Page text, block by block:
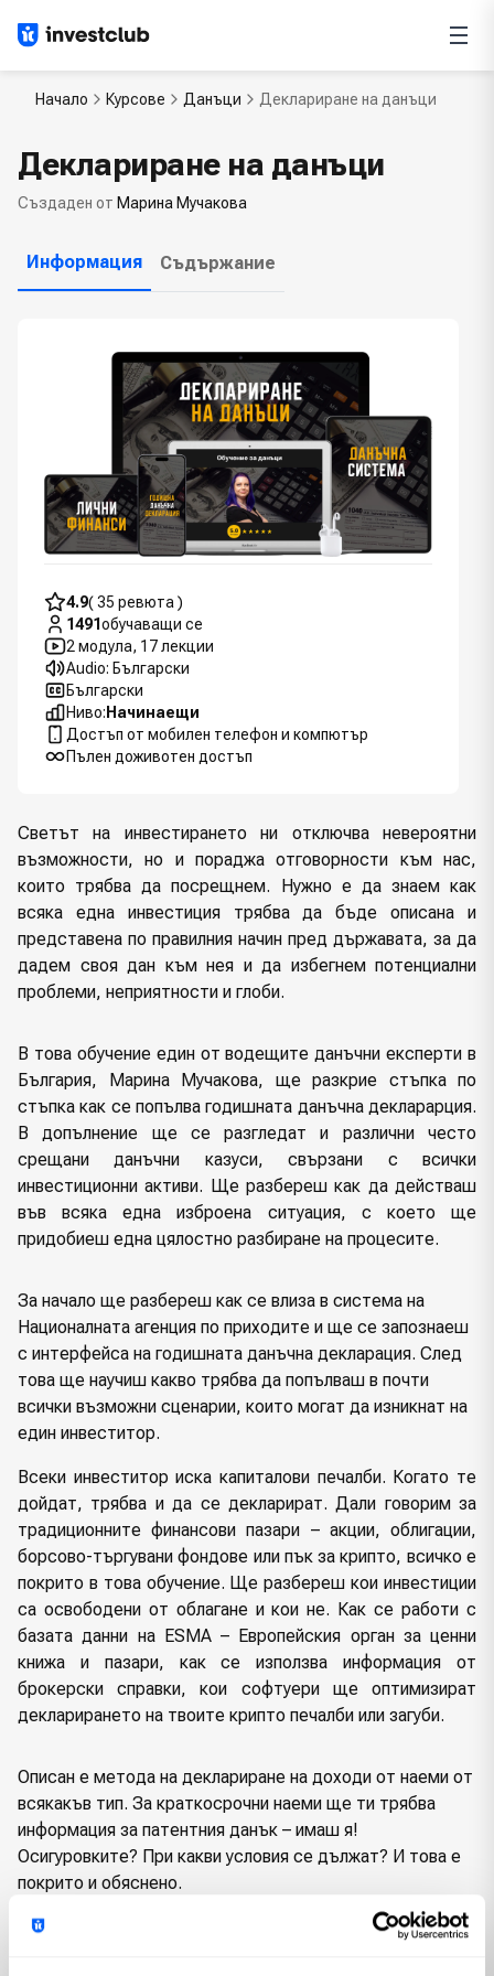
Начало Курсове Данъци Деклариране на данъци
Деклариране на данъци
Създаден от Марина Мучакова
Информация Съдържание
4.9( 35 ревюта )
1491обучаващи се
2 модула, 17 лекции
Audio: Български
Български
Ниво: Начинаещи
Достъп от мобилен телефон и компютър
Пълен доживотен достъп
Светът на инвестирането ни отключва невероятни
възможности, но и пораджа отговорности към нас,
които трябва да посрещнем. Нужно е да знаем как
всяка една инвестиция трябва да бъде описана и
представена по правилния начин пред държавата, за да
дадем своя дан към нея и да избегнем потенциални
проблеми, неприятности и глоби.
В това обучение един от водещите данъчни експерти в
България, Марина Мучакова, ще разкрие стъпка по
стъпка как се попълва годишната данъчна декларарция.
В допълнение ще се разгледат и различни често
срещани данъчни казуси, свързани с всички
инвестиционни активи. Ще разбереш как да действаш
във всяка една изброена ситуация, с което ще
придобиеш една цялостно разбиране на процесите.
За начало ще разбереш как се влиза в система на
Националната агенция по приходите и ще се запознаеш
с интерфейса на годишната данъчна декларация. След
това ще научиш какво трябва да попълваш в почти
всички възможни сценарии, които могат да изникнат на
един инвеститор.
Всеки инвеститор иска капиталови печалби. Когато те
дойдат, трябва и да се декларират. Дали говорим за
традиционните финансови пазари – акции, облигации,
борсово-търгувани фондове или пък за крипто, всичко е
покрито в това обучение. Ще разбереш кои инвестиции
са освободени от облагане и кои не. Как се работи с
базата данни на ESMA – Европейския орган за ценни
книжа и пазари, как се използва информация от
брокерски справки, кои софтуери ще оптимизират
декларирането на твоите крипто печалби или загуби.
Описан е метода на деклариране на доходи от наеми от
всякакъв тип. За краткосрочни наеми ще ти трябва
информация за патентния данък – имаш я!
Осигуровките? При какви условия се дължат? И това е
покрито и обяснено.